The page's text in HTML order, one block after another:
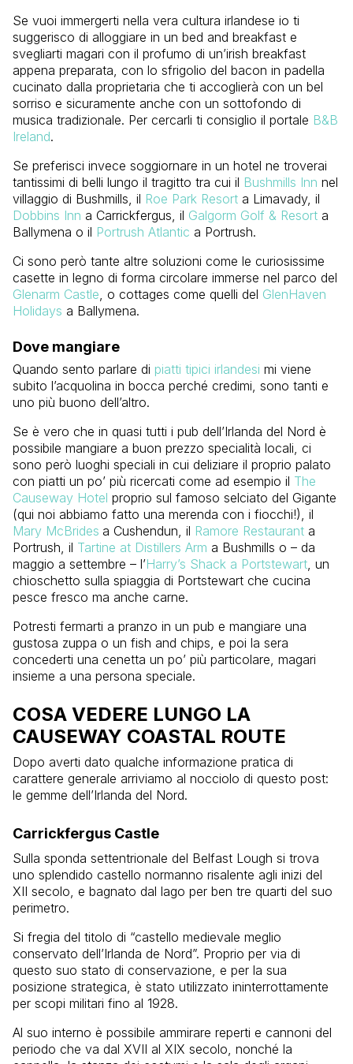
Se vuoi immergerti nella vera cultura irlandese io ti
suggerisco di alloggiare in un bed and breakfast e
svegliarti magari con il profumo di un’irish breakfast
appena preparata, con lo sfrigolio del bacon in padella
cucinato dalla proprietaria che ti accoglierà con un bel
sorriso e sicuramente anche con un sottofondo di
musica tradizionale. Per cercarli ti consiglio il portale B&B
Ireland.
Se preferisci invece soggiornare in un hotel ne troverai
tantissimi di belli lungo il tragitto tra cui il Bushmills Inn nel
villaggio di Bushmills, il Roe Park Resort a Limavady, il
Dobbins Inn a Carrickfergus, il Galgorm Golf & Resort a
Ballymena o il Portrush Atlantic a Portrush.
Ci sono però tante altre soluzioni come le curiosissime
casette in legno di forma circolare immerse nel parco del
Glenarm Castle , o cottages come quelli del GlenHaven
Holidays a Ballymena.
Dove mangiare
Quando sento parlare di piatti tipici irlandesi mi viene
subito l’acquolina in bocca perché credimi, sono tanti e
uno più buono dell’altro.
Se è vero che in quasi tutti i pub dell’Irlanda del Nord è
possibile mangiare a buon prezzo specialità locali, ci
sono però luoghi speciali in cui deliziare il proprio palato
con piatti un po’ più ricercati come ad esempio il The
Causeway Hotel proprio sul famoso selciato del Gigante
(qui noi abbiamo fatto una merenda con i fiocchi!), il
Mary McBrides a Cushendun, il Ramore Restaurant a
Portrush, il Tartine at Distillers Arm a Bushmills o – da
maggio a settembre – l’Harry’s Shack a Portstewart , un
chioschetto sulla spiaggia di Portstewart che cucina
pesce fresco ma anche carne.
Potresti fermarti a pranzo in un pub e mangiare una
gustosa zuppa o un fish and chips, e poi la sera
concederti una cenetta un po’ più particolare, magari
insieme a una persona speciale.
COSA VEDERE LUNGO LA
CAUSEWAY COASTAL ROUTE
Dopo averti dato qualche informazione pratica di
carattere generale arriviamo al nocciolo di questo post:
le gemme dell’Irlanda del Nord.
Carrickfergus Castle
Sulla sponda settentrionale del Belfast Lough si trova
uno splendido castello normanno risalente agli inizi del
XII secolo, e bagnato dal lago per ben tre quarti del suo
perimetro.
Si fregia del titolo di “castello medievale meglio
conservato dell’Irlanda de Nord”. Proprio per via di
questo suo stato di conservazione, e per la sua
posizione strategica, è stato utilizzato ininterrottamente
per scopi militari fino al 1928.
Al suo interno è possibile ammirare reperti e cannoni del
periodo che va dal XVII al XIX secolo, nonché la